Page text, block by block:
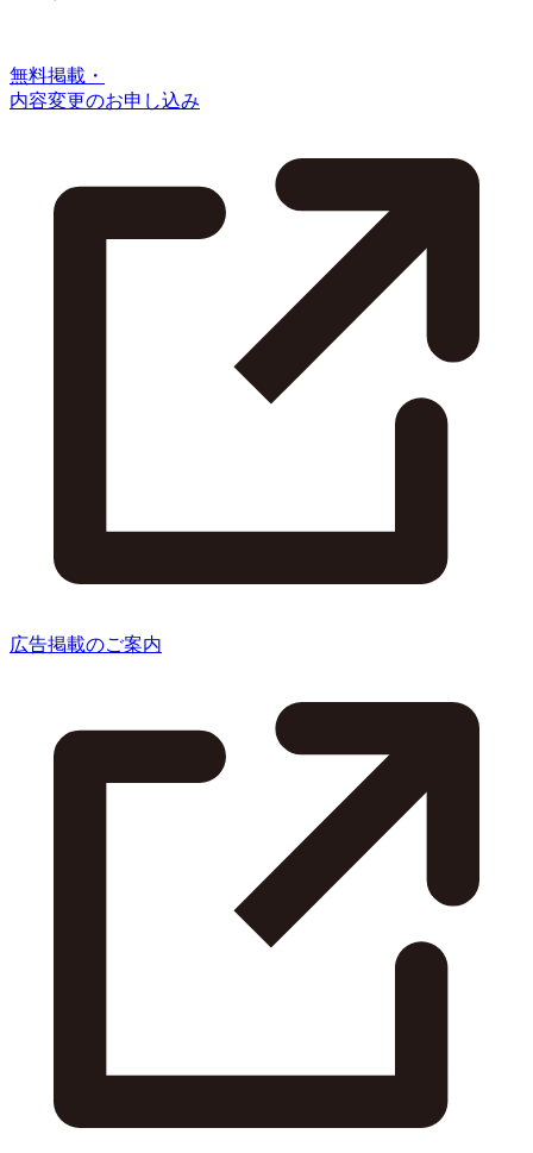
無料掲載・
内容変更のお申し込み
広告掲載のご案内